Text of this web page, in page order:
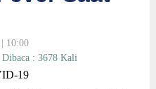
10:00
: 3678 Kali